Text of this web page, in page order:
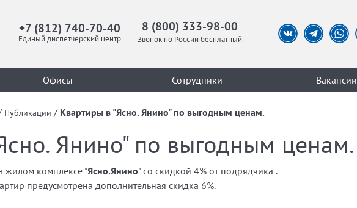
+7 (812) 740-70-40
Единый диспетчерский центр
8 (800) 333-98-00
Звонок по России бесплатный
Офисы Сотрудники Вакансии
Публикации / Квартиры в "Ясно. Янино" по выгодным ценам.
Янино" по выгодным ценам.
жилом комплексе "Ясно.Янино" со скидкой 4% от подрядчика .
предусмотрена дополнительная скидка 6%.